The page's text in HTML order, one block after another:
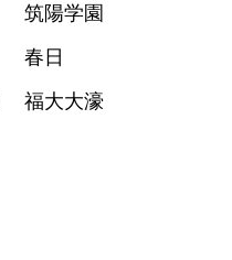
陽学園
春日
福大大濠